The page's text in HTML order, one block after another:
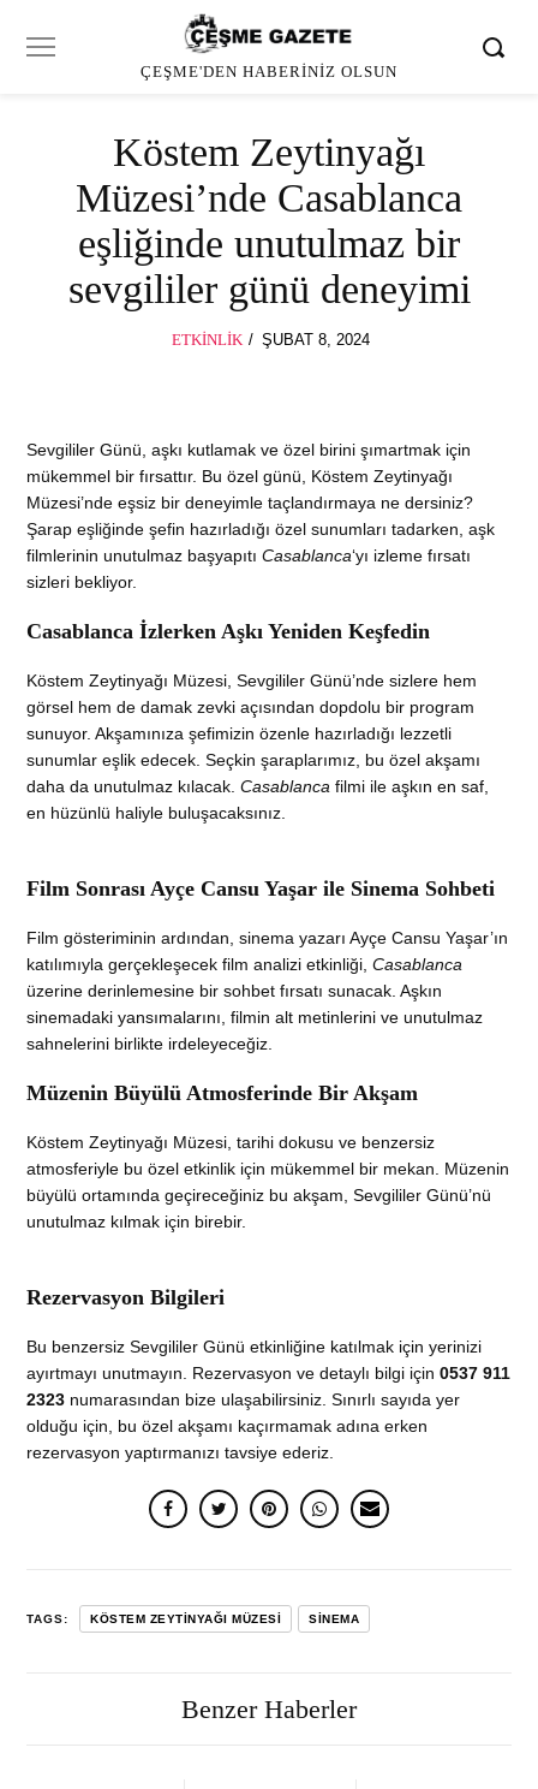
ÇEŞME'DEN HABERINIZ OLSUN
Köstem Zeytinyağı
Müzesi’nde Casablanca
eşliğinde unutulmaz bir
sevgililer günü deneyimi
ETKINLIK
POSTED
ŞUBAT 8, 2024
Sevgililer Günü, aşkı kutlamak ve özel birini şımartmak için
mükemmel bir fırsattır. Bu özel günü, Köstem Zeytinyağı
Müzesi’nde eşsiz bir deneyimle taçlandırmaya ne dersiniz?
Şarap eşliğinde şefin hazırladığı özel sunumları tadarken, aşk
filmlerinin unutulmaz başyapıtıCasablanca‘yı izleme fırsatı
sizleri bekliyor.
Casablanca İzlerken Aşkı Yeniden Keşfedin
Köstem Zeytinyağı Müzesi, Sevgililer Günü’nde sizlere hem
görsel hem de damak zevki açısından dopdolu bir program
sunuyor. Akşamınıza şefimizin özenle hazırladığı lezzetli
sunumlar eşlik edecek. Seçkin şaraplarımız, bu özel akşamı
daha da unutulmaz kılacak.Casablanca filmi ile aşkın en saf,
en hüzünlü haliyle buluşacaksınız.
Film Sonrası Ayçe Cansu Yaşar ile Sinema Sohbeti
Film gösteriminin ardından, sinema yazarı Ayçe Cansu Yaşar’ın
katılımıyla gerçekleşecek film analizi etkinliği,Casablanca
üzerine derinlemesine bir sohbet fırsatı sunacak. Aşkın
sinemadaki yansımalarını, filmin alt metinlerini ve unutulmaz
sahnelerini birlikte irdeleyeceğiz.
Müzenin Büyülü Atmosferinde Bir Akşam
Köstem Zeytinyağı Müzesi, tarihi dokusu ve benzersiz
atmosferiyle bu özel etkinlik için mükemmel bir mekan. Müzenin
büyülü ortamında geçireceğiniz bu akşam, Sevgililer Günü’nü
unutulmaz kılmak için birebir.
Rezervasyon Bilgileri
Bu benzersiz Sevgililer Günü etkinliğine katılmak için yerinizi
ayırtmayı unutmayın. Rezervasyon ve detaylı bilgi için0537 911
2323 numarasından bize ulaşabilirsiniz. Sınırlı sayıda yer
olduğu için, bu özel akşamı kaçırmamak adına erken
rezervasyon yaptırmanızı tavsiye ederiz.
TAGS: KÖSTEM ZEYTINYAĞI MÜZESI SINEMA
Benzer Haberler